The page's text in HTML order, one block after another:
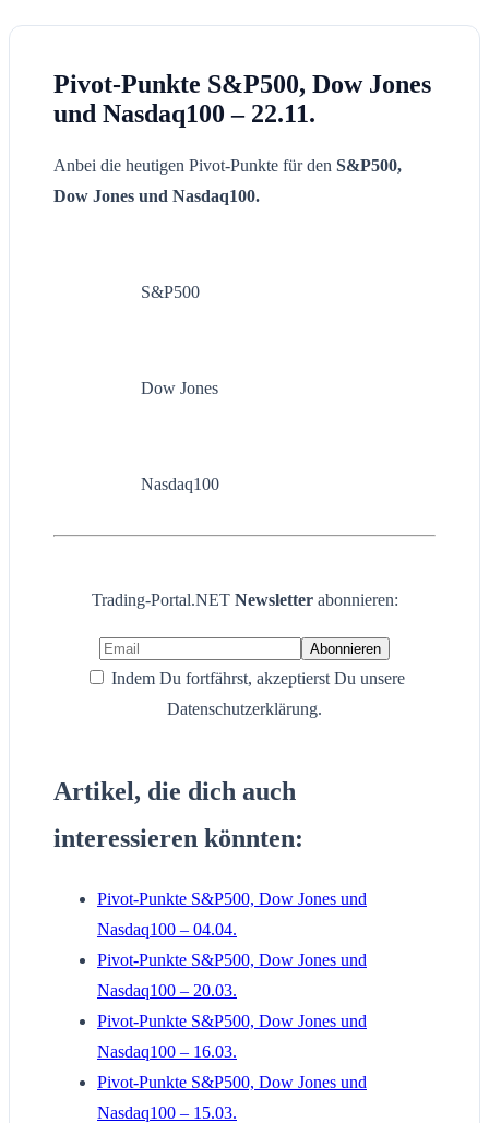
Pivot-Punkte S&P500, Dow Jones
und Nasdaq100 – 22.11.
Anbei die heutigen Pivot-Punkte für den S&P500,
Dow Jones und Nasdaq100.
S&P500
Dow Jones
Nasdaq100
Trading-Portal.NET Newsletter abonnieren:
Indem Du fortfährst, akzeptierst Du unsere
Datenschutzerklärung.
Artikel, die dich auch
interessieren könnten:
Pivot-Punkte S&P500, Dow Jones und
Nasdaq100 – 04.04.
Pivot-Punkte S&P500, Dow Jones und
Nasdaq100 – 20.03.
Pivot-Punkte S&P500, Dow Jones und
Nasdaq100 – 16.03.
Pivot-Punkte S&P500, Dow Jones und
Nasdaq100 – 15.03.